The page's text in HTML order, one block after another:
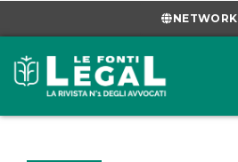
NETWORK